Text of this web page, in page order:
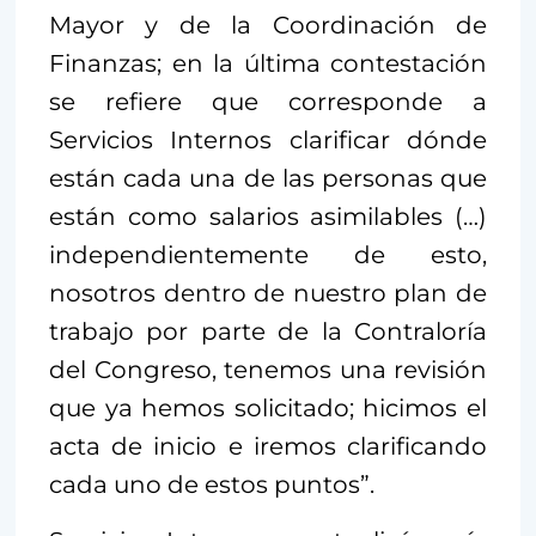
Mayor y de la Coordinación de
Finanzas; en la última contestación
se refiere que corresponde a
Servicios Internos clarificar dónde
están cada una de las personas que
están como salarios asimilables (…)
independientemente de esto,
nosotros dentro de nuestro plan de
trabajo por parte de la Contraloría
del Congreso, tenemos una revisión
que ya hemos solicitado; hicimos el
acta de inicio e iremos clarificando
cada uno de estos puntos”.